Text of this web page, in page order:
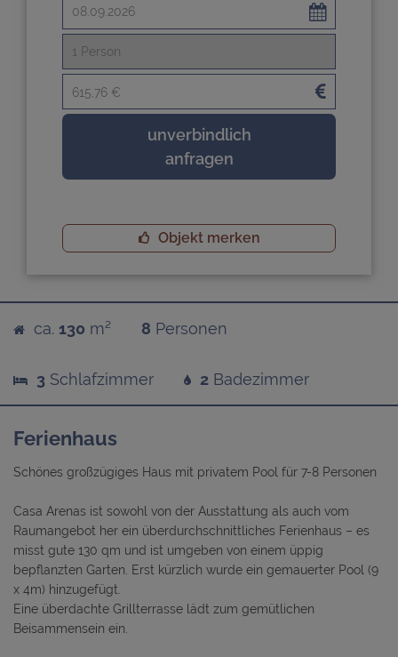
615,76 €
unverbindlich
anfragen
Objekt merken
ca. 130 m² 8 Personen
3 Schlafzimmer 2 Badezimmer
Ferienhaus
Schönes großzügiges Haus mit privatem Pool für 7-8 Personen
Casa Arenas ist sowohl von der Ausstattung als auch vom
Raumangebot her ein überdurchschnittliches Ferienhaus – es
misst gute 130 qm und ist umgeben von einem üppig
bepflanzten Garten. Erst kürzlich wurde ein gemauerter Pool (9
x 4m) hinzugefügt.
Eine überdachte Grillterrasse lädt zum gemütlichen
Beisammensein ein.